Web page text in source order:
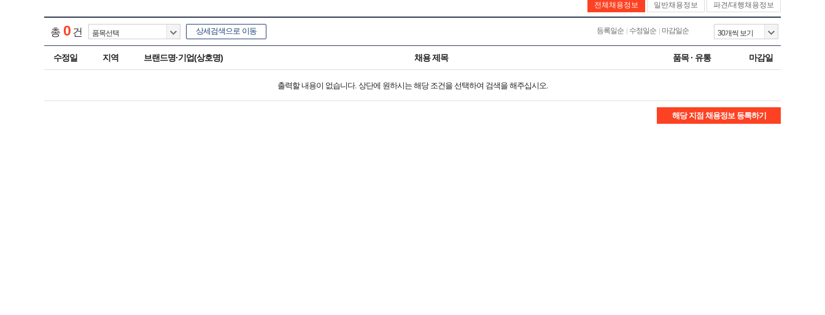
전체채용정보 일반채용정보 파견/대행채용정보
총 0 건 상세검색으로 이동 등록일순 수정일순 마감일순
수정일 지역 브랜드명·기업(상호명) 채용 제목 품목 · 유통 마감일
출력할 내용이 없습니다. 상단에 원하시는 해당 조건을 선택하여 검색을 해주십시오.
해당 지점 채용정보 등록하기